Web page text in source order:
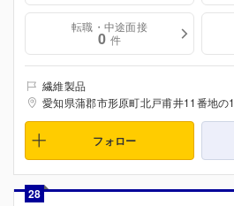
転職・中途面接
0 件
繊維製品
愛知県蒲郡市形原町北戸甫井11番地の1
フォロー
28